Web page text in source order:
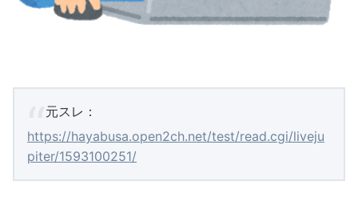
元スレ：
https://hayabusa.open2ch.net/test/read.cgi/liveju
piter/1593100251/